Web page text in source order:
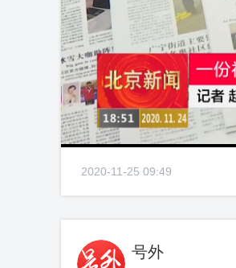
2020-11-25 09:49
号外